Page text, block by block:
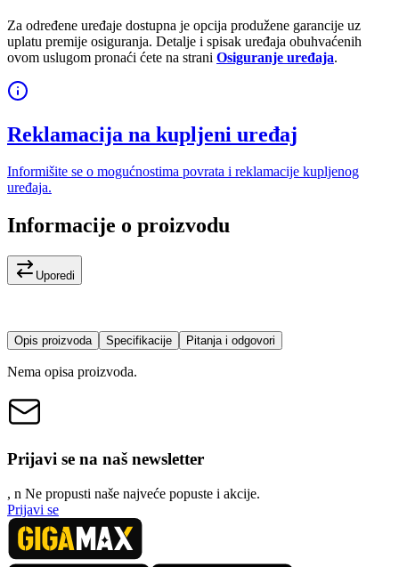
Za određene uređaje dostupna je opcija produžene garancije uz
uplatu premije osiguranja. Detalje i spisak uređaja obuhvaćenih
ovom uslugom pronaći ćete na strani Osiguranje uređaja.
Reklamacija na kupljeni uređaj
Informišite se o mogućnostima povrata i reklamacije kupljenog
uređaja.
Informacije o proizvodu
Uporedi
Opis proizvoda Specifikacije Pitanja i odgovori
Nema opisa proizvoda.
Prijavi se na naš newsletter
, n Ne propusti naše najveće popuste i akcije.
Prijavi se